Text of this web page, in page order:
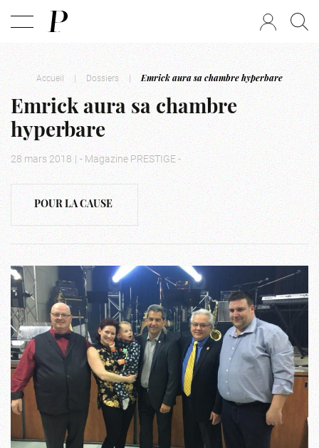
Accueil | Dossiers | Emrick aura sa chambre hyperbare
Emrick aura sa chambre
hyperbare
28 mars 2018 | - Magazine PRESTIGE -
POUR LA CAUSE